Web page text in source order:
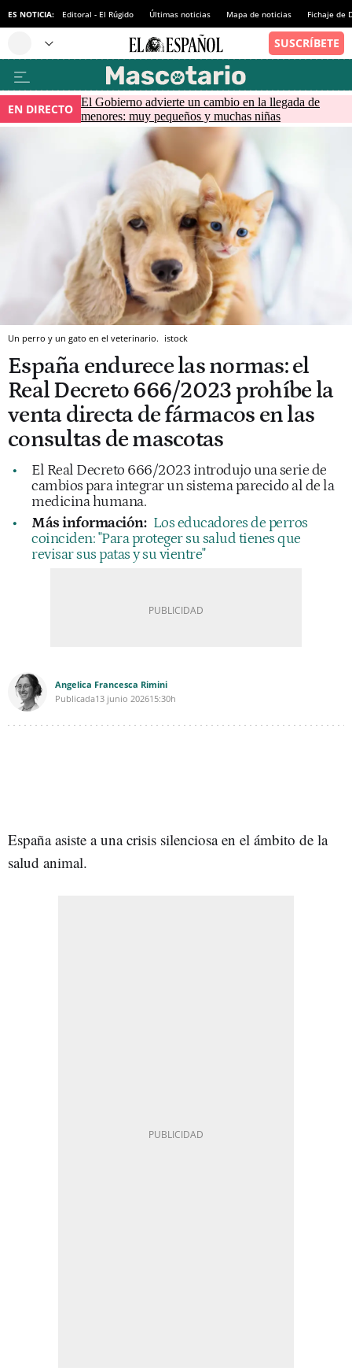
ES NOTICIA: Editoral - El Rúgido Últimas noticias Mapa de noticias Fichaje de
EN DIRECTO El Gobierno advierte un cambio en la llegada de
menores: muy pequeños y muchas niñas
Un perro y un gato en el veterinario. istock
España endurece las normas: el
Real Decreto 666/2023 prohíbe la
venta directa de fármacos en las
consultas de mascotas
El Real Decreto 666/2023 introdujo una serie de
cambios para integrar un sistema parecido al de la
medicina humana.
Más información: Los educadores de perros
coinciden: "Para proteger su salud tienes que
revisar sus patas y su vientre"
Angelica Francesca Rimini
Publicada13 junio 202615:30h
España asiste a una crisis silenciosa en el ámbito de la
salud animal.